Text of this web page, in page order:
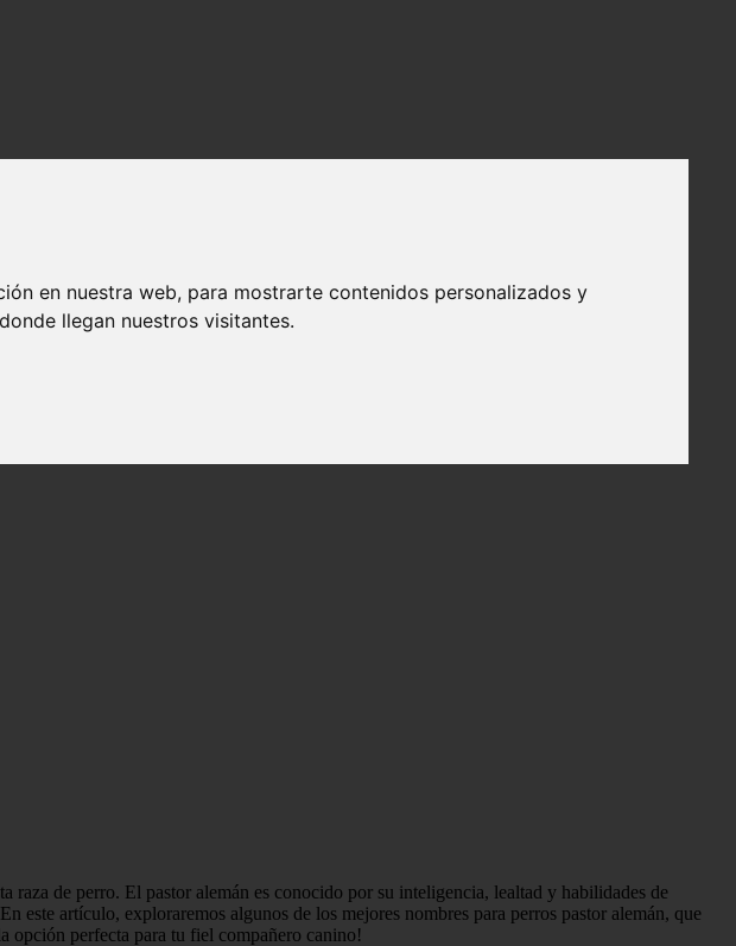
en nuestra web, para mostrarte contenidos personalizados y
llegan nuestros visitantes.
raza de perro. El pastor alemán es conocido por su inteligencia, lealtad y habilidades de
este artículo, exploraremos algunos de los mejores nombres para perros pastor alemán, que
opción perfecta para tu fiel compañero canino!